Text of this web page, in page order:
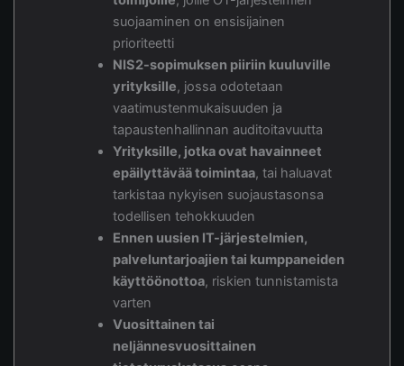
suojaaminen on ensisijainen
prioriteetti
NIS2-sopimuksen piiriin kuuluville
yrityksille, jossa odotetaan
vaatimustenmukaisuuden ja
tapaustenhallinnan auditoitavuutta
Yrityksille, jotka ovat havainneet
epäilyttävää toimintaa, tai haluavat
tarkistaa nykyisen suojaustasonsa
todellisen tehokkuuden
Ennen uusien IT-järjestelmien,
palveluntarjoajien tai kumppaneiden
käyttöönottoa, riskien tunnistamista
varten
Vuosittainen tai
neljännesvuosittainen